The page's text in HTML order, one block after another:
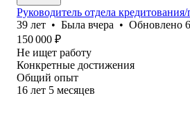
Руководитель отдела
39 лет • Была вчера • Обновлено
150 000 ₽
Не ищет работу
Конкретные достижения
Общий опыт
16 лет 5 месяцев